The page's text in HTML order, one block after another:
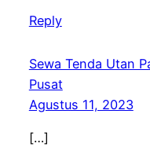
Reply
Sewa Tenda Utan
Pusat
Agustus 11, 2023
[…]